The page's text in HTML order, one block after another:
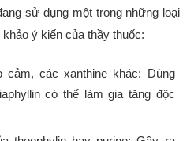
sử dụng một trong những loại
ý kiến của thầy thuốc:
cảm, các xanthine khác: Dùng
có thể làm gia tăng độc